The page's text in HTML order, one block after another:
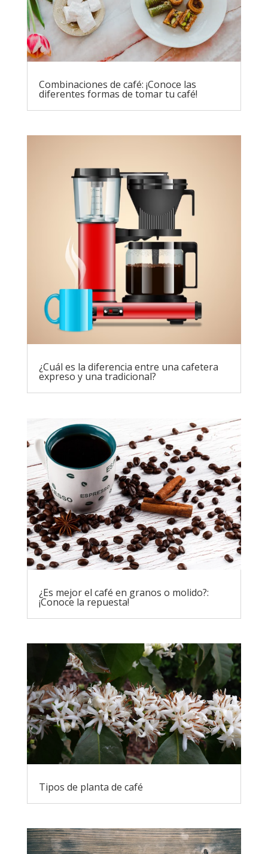
Combinaciones de café: ¡Conoce las
diferentes formas de tomar tu café!
¿Cuál es la diferencia entre una cafetera
expreso y una tradicional?
¿Es mejor el café en granos o molido?:
¡Conoce la repuesta!
Tipos de planta de café